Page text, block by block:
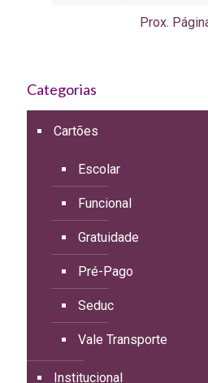
Prox.
Categorias
Cartões
Escolar
Funcional
Gratuidade
Pré-Pago
Seduc
Vale Transporte
Institucional